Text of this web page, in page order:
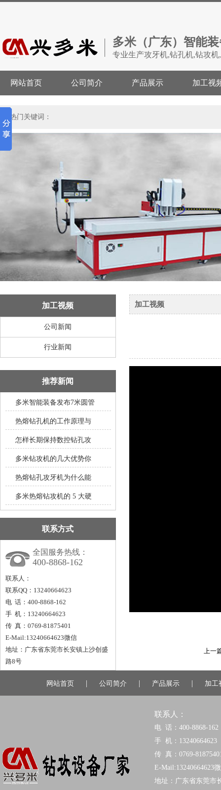
多米（广东）智能
专业生产攻牙机,钻孔机,钻攻
网站首页 公司简介 产品展示 加工视
热门关键词：
加工视频
公司新闻
行业新闻
推荐新闻
多米智能装备发布7米圆管
热熔钻孔机的工作原理与
怎样长期保持数控钻孔攻
多米钻攻机的几大优势你
热熔钻孔攻牙机为什么能
多米热熔钻攻机的 5 大硬
联系方式
全国服务热线：
400-8868-162
联系人：
联系QQ：13240664623
电 话：400-8868-162
手 机：13240664623
传 真：0769-81875401
E-Mail:13240664623微信
地址：广东省东莞市长安镇上沙创盛
路8号
加工视频
上一
网站首页 | 公司简介 | 产品展示 | 加
联系人：
电 话：400-8868-162
手 机：13240664623
传 真：0769-
E-Mail:13240664623
地址：广东省东莞市